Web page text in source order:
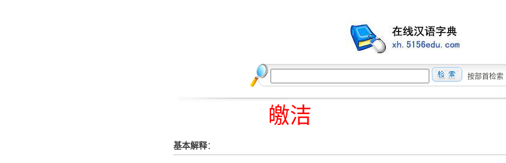
按部首检索
皦洁
基本解释：